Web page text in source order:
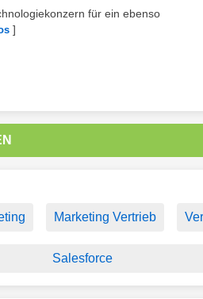
für ein ebenso
]
Marketing Vertrieb
Salesforce